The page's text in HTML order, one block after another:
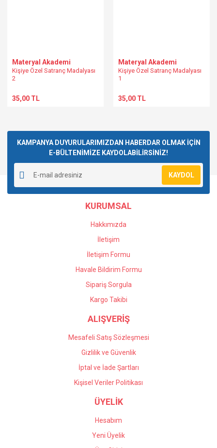
Materyal Akademi
Kişiye Özel Satranç Madalyası
2
35,00 TL
Materyal Akademi
Kişiye Özel Satranç Madalyası
1
35,00 TL
KAMPANYA DUYURULARIMIZDAN HABERDAR OLMAK İÇİN
E-BÜLTENİMİZE KAYDOLABİLİRSİNİZ!
KAYDOL
KURUMSAL
Hakkımızda
İletişim
İletişim Formu
Havale Bildirim Formu
Sipariş Sorgula
Kargo Takibi
ALIŞVERİŞ
Mesafeli Satış Sözleşmesi
Gizlilik ve Güvenlik
İptal ve İade Şartları
Kişisel Veriler Politikası
ÜYELİK
Hesabım
Yeni Üyelik